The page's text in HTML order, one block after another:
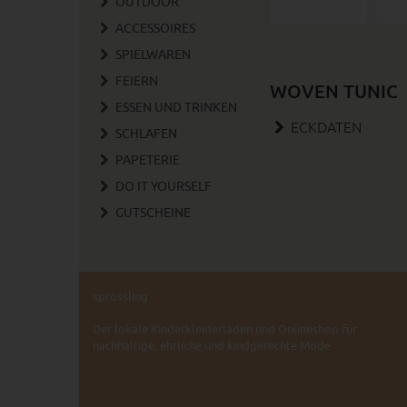
ACCESSOIRES
SPIELWAREN
FEIERN
ESSEN UND TRINKEN
SCHLAFEN
PAPETERIE
DO IT YOURSELF
GUTSCHEINE
WOVEN TUNIC
ECKDATEN